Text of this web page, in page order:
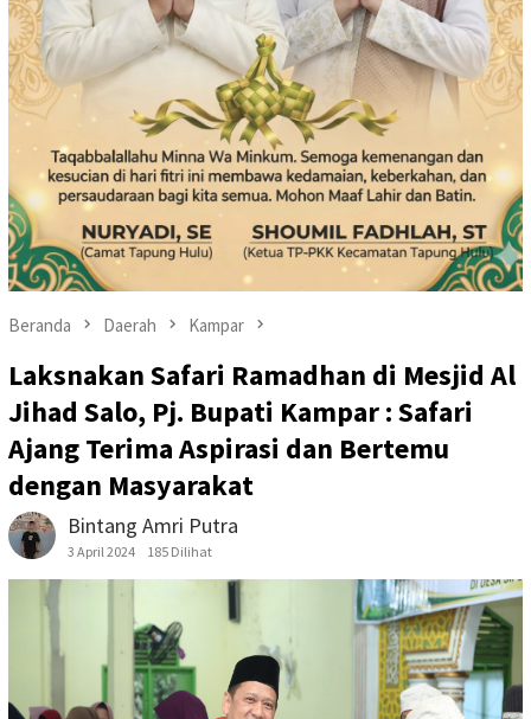
Beranda Daerah Kampar
Laksnakan Safari Ramadhan di Mesjid Al
Jihad Salo, Pj. Bupati Kampar : Safari
Ajang Terima Aspirasi dan Bertemu
dengan Masyarakat
Bintang Amri Putra
3 April 2024 185 Dilihat